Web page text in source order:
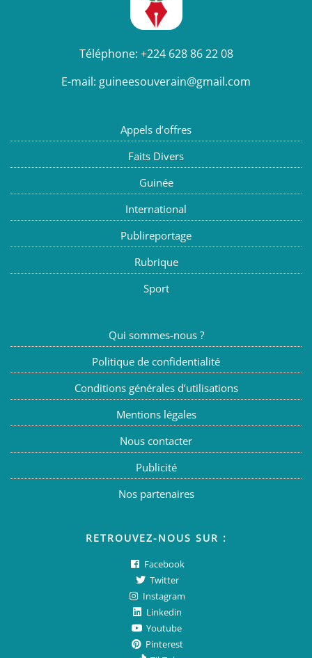
Téléphone: +224 628 86 22 08
E-mail: guineesouverain@gmail.com
Appels d’offres
Faits Divers
Guinée
International
Publireportage
Rubrique
Sport
Qui sommes-nous ?
Politique de confidentialité
Conditions générales d’utilisations
Mentions légales
Nous contacter
Publicité
Nos partenaires
RETROUVEZ-NOUS SUR :
Facebook
Twitter
Instagram
Linkedin
Youtube
Pinterest